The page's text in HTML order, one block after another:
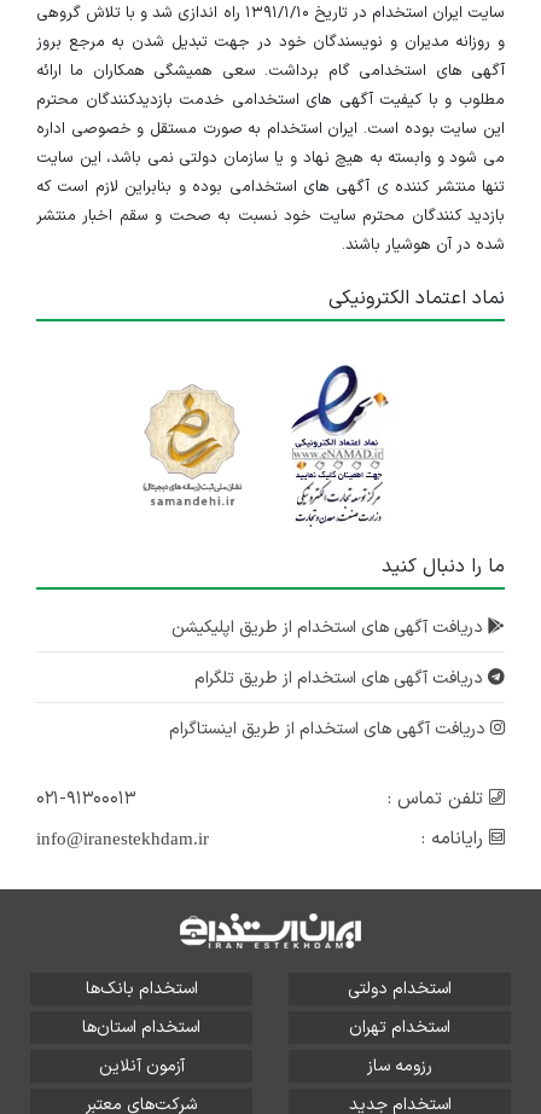
سایت ایران استخدام در تاریخ ۱۳۹۱/۱/۱۰ راه اندازی شد و با تلاش گروهی
و روزانه مدیران و نویسندگان خود در جهت تبدیل شدن به مرجع بروز
آگهی های استخدامی گام برداشت. سعی همیشگی همکاران ما ارائه
مطلوب و با کیفیت آگهی های استخدامی خدمت بازدیدکنندگان محترم
این سایت بوده است. ایران استخدام به صورت مستقل و خصوصی اداره
می شود و وابسته به هیچ نهاد و یا سازمان دولتی نمی باشد، این سایت
تنها منتشر کننده ی آگهی های استخدامی بوده و بنابراین لازم است که
بازدید کنندگان محترم سایت خود نسبت به صحت و سقم اخبار منتشر
شده در آن هوشیار باشند.
نماد اعتماد الکترونیکی
ما را دنبال کنید
دریافت آگهی های استخدام از طریق اپلیکیشن
دریافت آگهی های استخدام از طریق تلگرام
دریافت آگهی های استخدام از طریق اینستاگرام
تلفن تماس :
۰۲۱-۹۱۳۰۰۰۱۳
رایانامه :
info@iranestekhdam.ir
استخدام دولتی
استخدام بانک‌ها
استخدام تهران
استخدام استان‌ها
رزومه ساز
آزمون آنلاین
استخدام جدید
شرکت‌های معتبر